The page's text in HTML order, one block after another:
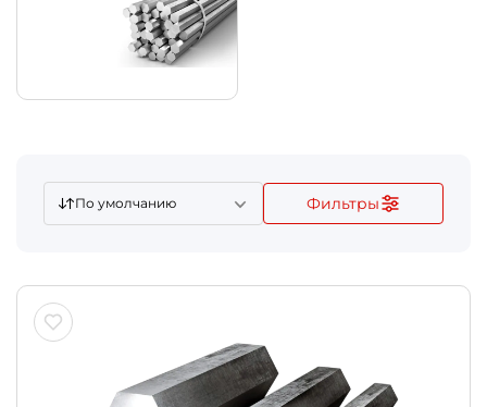
По умолчанию Фильтры